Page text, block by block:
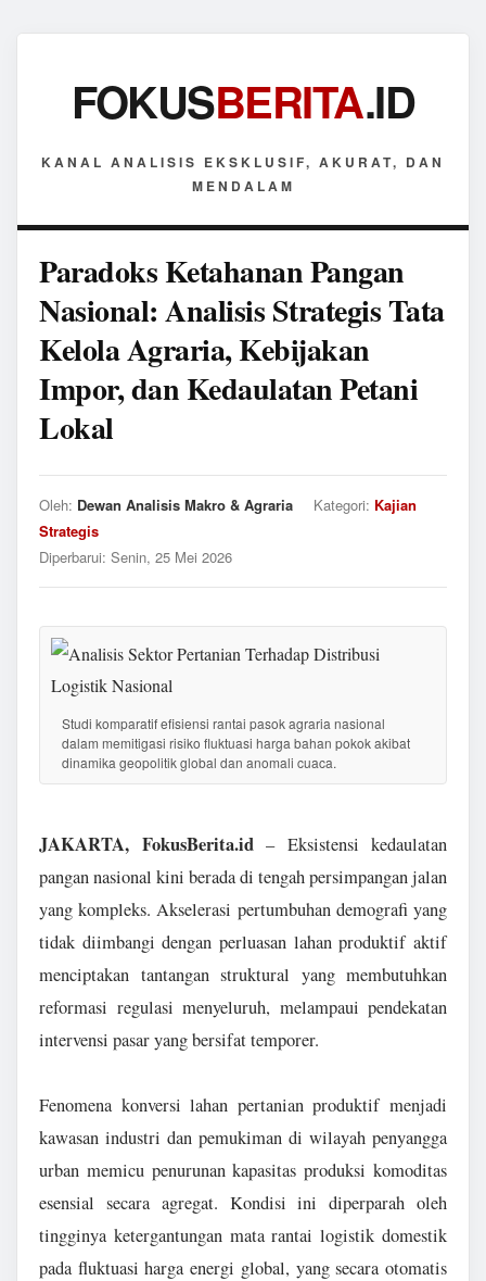
FOKUSBERITA.ID
KANAL ANALISIS EKSKLUSIF, AKURAT, DAN
MENDALAM
Paradoks Ketahanan Pangan
Nasional: Analisis Strategis Tata
Kelola Agraria, Kebijakan
Impor, dan Kedaulatan Petani
Lokal
Oleh: Dewan Analisis Makro & Agraria Kategori: Kajian
Strategis
Diperbarui: Senin, 25 Mei 2026
Studi komparatif efisiensi rantai pasok agraria nasional
dalam memitigasi risiko fluktuasi harga bahan pokok akibat
dinamika geopolitik global dan anomali cuaca.
JAKARTA, FokusBerita.id– Eksistensi kedaulatan
pangan nasional kini berada di tengah persimpangan jalan
yang kompleks. Akselerasi pertumbuhan demografi yang
tidak diimbangi dengan perluasan lahan produktif aktif
menciptakan tantangan struktural yang membutuhkan
reformasi regulasi menyeluruh, melampaui pendekatan
intervensi pasar yang bersifat temporer.
Fenomena konversi lahan pertanian produktif menjadi
kawasan industri dan pemukiman di wilayah penyangga
urban memicu penurunan kapasitas produksi komoditas
esensial secara agregat. Kondisi ini diperparah oleh
tingginya ketergantungan mata rantai logistik domestik
pada fluktuasi harga energi global, yang secara otomatis